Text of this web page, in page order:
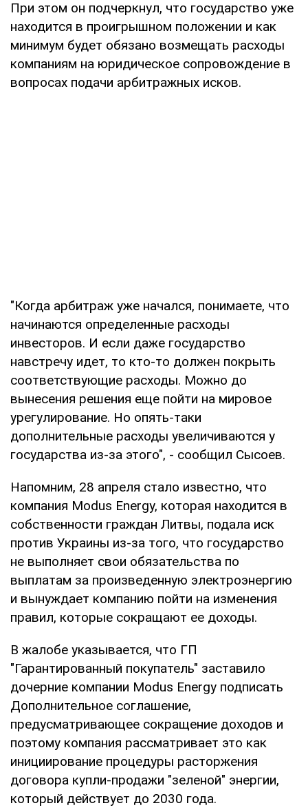
При этом он подчеркнул, что государство уже
находится в проигрышном положении и как
минимум будет обязано возмещать расходы
компаниям на юридическое сопровождение в
вопросах подачи арбитражных исков.
"Когда арбитраж уже начался, понимаете, что
начинаются определенные расходы
инвесторов. И если даже государство
навстречу идет, то кто-то должен покрыть
соответствующие расходы. Можно до
вынесения решения еще пойти на мировое
урегулирование. Но опять-таки
дополнительные расходы увеличиваются у
государства из-за этого", - сообщил Сысоев.
Напомним, 28 апреля стало известно, что
компания Modus Energy, которая находится в
собственности граждан Литвы, подала иск
против Украины из-за того, что государство
не выполняет свои обязательства по
выплатам за произведенную электроэнергию
и вынуждает компанию пойти на изменения
правил, которые сокращают ее доходы.
В жалобе указывается, что ГП
"Гарантированный покупатель" заставило
дочерние компании Modus Energy подписать
Дополнительное соглашение,
предусматривающее сокращение доходов и
поэтому компания рассматривает это как
инициирование процедуры расторжения
договора купли-продажи "зеленой" энергии,
который действует до 2030 года.